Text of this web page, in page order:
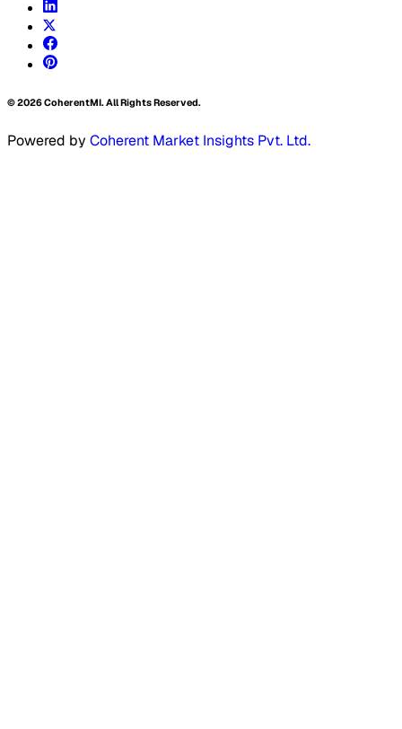
©2026CoherentMI. All Rights Reserved.
Powered by Coherent Market Insights Pvt. Ltd.